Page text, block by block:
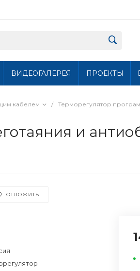
ВИДЕОГАЛЕРЕЯ ПРОЕКТЫ
кабелем / Терморегулятор
и
ОТЛОЖИТЬ